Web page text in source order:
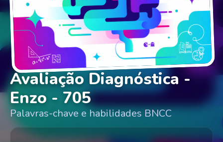
Avaliação Diagnóstica -
Enzo - 705
Palavras-chave e habilidades BNCC